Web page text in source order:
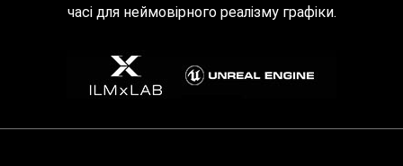
часі для неймовірного реалізму графіки.